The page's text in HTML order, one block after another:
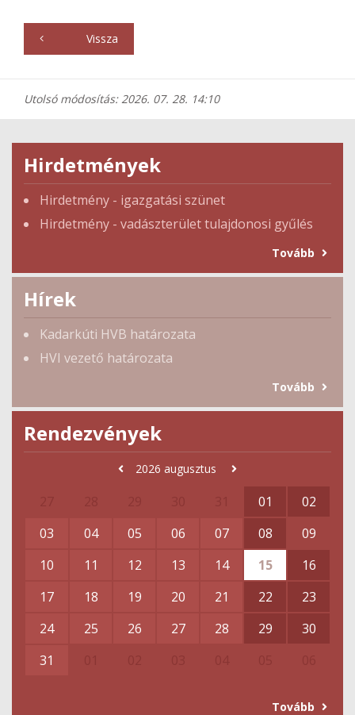
Vissza
Utolsó módosítás: 2026. 07. 28. 14:10
Hirdetmények
Hirdetmény - igazgatási szünet
Hirdetmény - vadászterület tulajdonosi gyűlés
Tovább
Hírek
Kadarkúti HVB határozata
HVI vezető határozata
Tovább
Rendezvények
2026 augusztus
01
02
03
04 05 06 07 08
09
10
11 12 13 14 15
16
17
18 19 20 21 22
23
24
25 26 27 28 29
30
31
Tovább